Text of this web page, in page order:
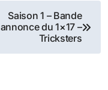
Saison 1 – Bande
annonce du 1×17 –
Tricksters